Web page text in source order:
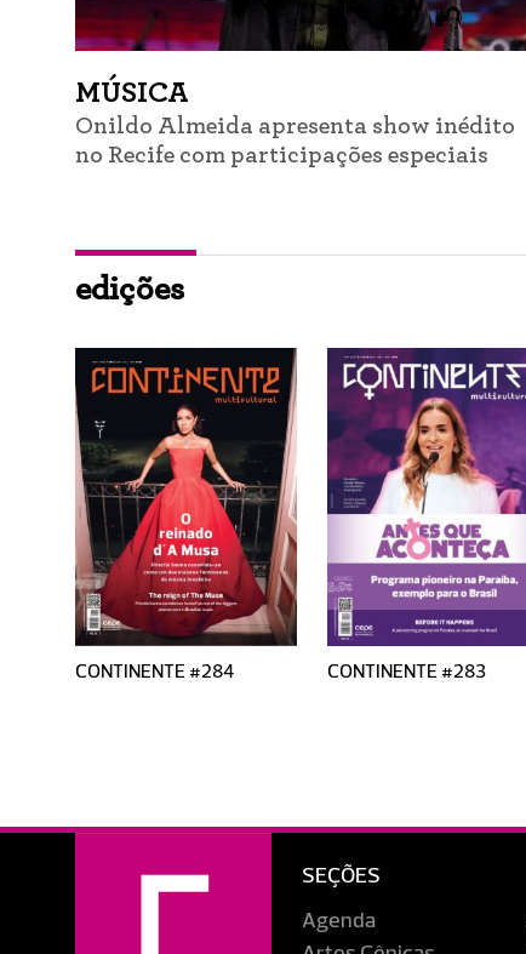
MÚSICA
Onildo Almeida apresenta show inédito
no Recife com participações especiais
edições
CONTINENTE #284 CONTINENTE #283
SEÇÕES
Agenda